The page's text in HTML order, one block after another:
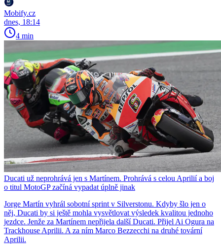
Mobify.cz
dnes, 18:14
4 min
Ducati už neprohrává jen s Martínem. Prohrává s celou Aprilií a boj
o titul MotoGP začíná vypadat úplně jinak
Jorge Martín vyhrál sobotní sprint v Silverstonu. Kdyby šlo jen o
něj, Ducati by si ještě mohla vysvětlovat výsledek kvalitou jednoho
jezdce. Jenže za Martínem nepřijela další Ducati. Přijel Ai Ogura na
Trackhouse Aprilii. A za ním Marco Bezzecchi na druhé tovární
Aprilii.